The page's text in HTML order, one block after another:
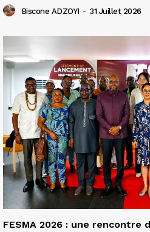
Biscone ADZOYI - 31 Juillet 2026
FESMA 2026 : une rencontre